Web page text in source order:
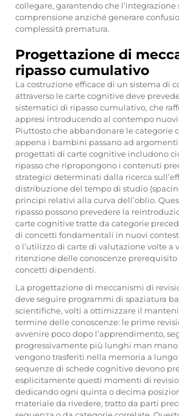
collegare, garantendo che l’integrazione
comprensione anziché generare
complessità prematura.
Progettazione di
ripasso cumulativo
La costruzione efficace di un sistema di
attraverso le carte cognitive deve
sistematici di ripasso cumulativo, che
appresi introducendo al contempo
Piuttosto che abbandonare le categorie
appena i bambini passano ad
progettati di carte cognitive includono
ripasso che ripropongono i contenuti
strategici determinati dalla ricerca
distribuzione del tempo di studio
principi relativi alla curva dell’oblio.
ripasso possono prevedere la
carte cognitive tratte da categorie
di concetti fondamentali in nuovi
o l’utilizzo di carte di valutazione volte a
ritenzione delle conoscenze
concetti dipendenti.
La progettazione di meccanismi di
deve seguire programmi di spaziatura
scientifiche, volti a ottimizzare il
termine delle conoscenze: le prime
avvenire poco dopo l’apprendimento,
progressivamente più lunghi man mano
vengono trasferiti nella memoria a
sequenze di schede cognitive devono
esplicitamente questi momenti di
dedicando ogni quinta o decima
materiale da rivedere, tratto da parti